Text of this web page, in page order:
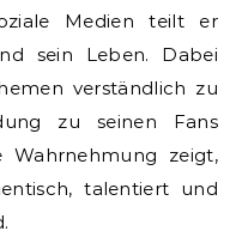
Medien teilt er
sein Leben. Dabei
verständlich zu
zu seinen Fans
Wahrnehmung zeigt,
talentiert und